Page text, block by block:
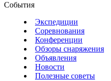
События
Экспедиции
Соревнования
Конференции
Обзоры снаряжения
Объявления
Новости
Полезные советы